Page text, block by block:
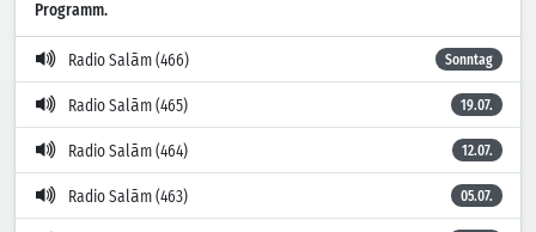
Programm.
Radio Salām (466) Sonntag
Radio Salām (465) 19.07.
Radio Salām (464) 12.07.
Radio Salām (463) 05.07.